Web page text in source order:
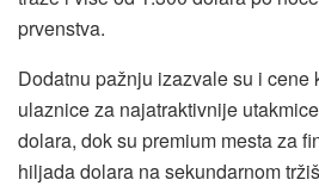
prvenstva.
Dodatnu pažnju izazvale su i cene
ulaznice za najatraktivnije
dolara, dok su premium mesta za
hiljada dolara na sekundarnom